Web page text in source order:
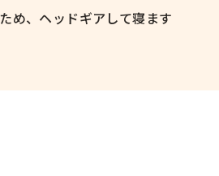
め、ヘッドギアして寝ます